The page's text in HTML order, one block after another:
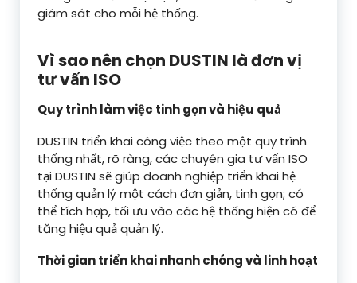
giám sát cho mỗi hệ thống.
Vì sao nên chọn DUSTIN là đơn vị
tư vấn ISO
Quy trình làm việc tinh gọn và hiệu quả
DUSTIN triển khai công việc theo một quy trình
thống nhất, rõ ràng, các chuyên gia tư vấn ISO
tại DUSTIN sẽ giúp doanh nghiệp triển khai hệ
thống quản lý một cách đơn giản, tinh gọn; có
thể tích hợp, tối ưu vào các hệ thống hiện có để
tăng hiệu quả quản lý.
Thời gian triển khai nhanh chóng và linh hoạt